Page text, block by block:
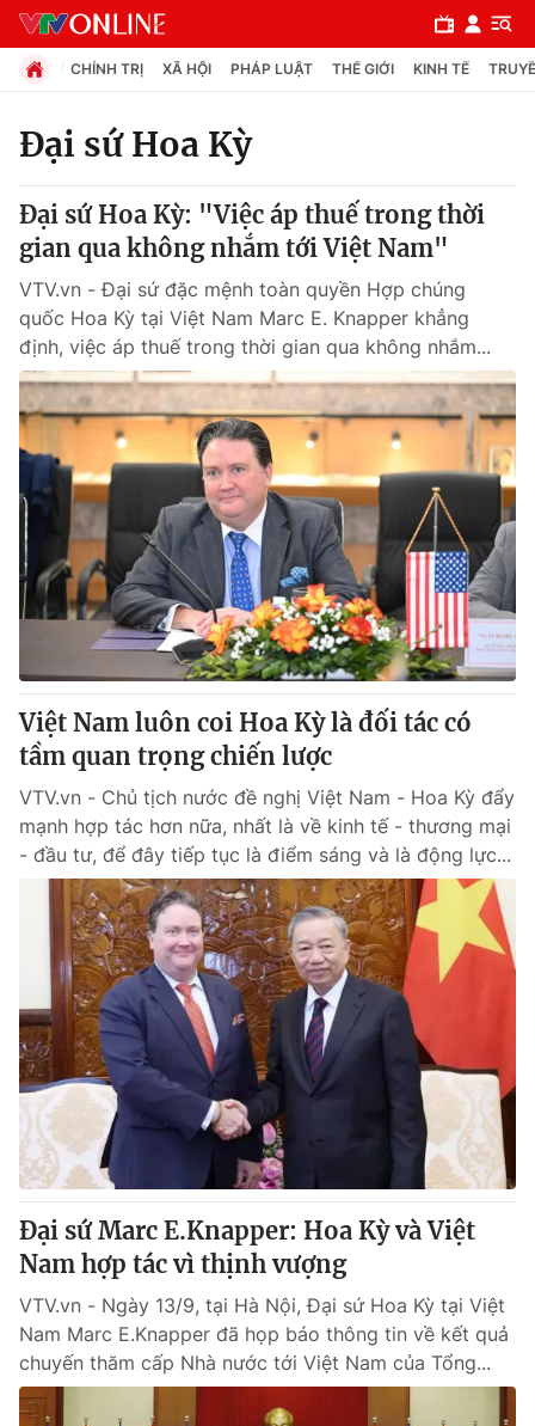
Chuyên mục
Chính trị
Xã hội
Pháp luật
Y tế
Thế giới
Tin tức
Thế giới đó đây
Câu chuyện quốc tế
Kinh tế
Tài chính
Thị trường
Góc doanh nghiệp
Dữ liệu và đời sống
Truyền hình
Phim VTV
Hậu trường
Nhân vật
Khán giả
Giải sao mai
Giải trí
Điện ảnh
Âm nhạc
Sao
Đời sống
Du lịch
Làm đẹp
Chất lượng cuộc sống
Giáo dục
Tuyển sinh
Học trực tuyến
Công nghệ
Hitech Công nghệ tương lai
Sản phẩm
Thị trường
Tư vấn
Giao lưu trực tuyến
Lịch phát sóng
Chuyên mục khác
Emagazine Podcast
Photo Infographic
Video Shorts video
CHÍNH TRỊ XÃ HỘI PHÁP LUẬT THẾ GIỚI KINH TẾ
Đại sứ Hoa Kỳ
Đại sứ Hoa Kỳ: "Việc áp thuế trong thời
gian qua không nhắm tới Việt Nam"
VTV.vn - Đại sứ đặc mệnh toàn quyền Hợp chúng
quốc Hoa Kỳ tại Việt Nam Marc E. Knapper khẳng
định, việc áp thuế trong thời gian qua không nhắm...
Việt Nam luôn coi Hoa Kỳ là đối tác có
tầm quan trọng chiến lược
VTV.vn - Chủ tịch nước đề nghị Việt Nam - Hoa Kỳ đẩy
mạnh hợp tác hơn nữa, nhất là về kinh tế - thương mại
- đầu tư, để đây tiếp tục là điểm sáng và là động lực...
Đại sứ Marc E.Knapper: Hoa Kỳ và Việt
Nam hợp tác vì thịnh vượng
VTV.vn - Ngày 13/9, tại Hà Nội, Đại sứ Hoa Kỳ tại Việt
Nam Marc E.Knapper đã họp báo thông tin về kết quả
chuyến thăm cấp Nhà nước tới Việt Nam của Tổng...